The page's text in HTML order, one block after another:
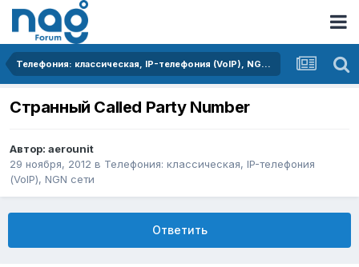
Телефония: классическая, IP-телефония (VoIP), NGN сети
Странный Called Party Number
Автор: aerounit
29 ноября, 2012 в Телефония: классическая, IP-телефония
(VoIP), NGN сети
Ответить